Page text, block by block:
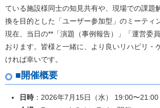
ている施設様同士の知見共有や、現場での課題
換を目的とした「ユーザー参加型」のミーティ
現在、当日の**「演題（事例報告）」「運営委
おります。皆様と一緒に、より良いリハビリ・
ければ幸いです。
■開催概要
日時 ：2026年7月15日（水） 19:00〜21:00